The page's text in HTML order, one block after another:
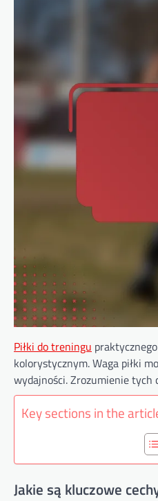
Piłki do treningu
kolorystycznym. Waga piłki
wydajności. Zrozumienie tych
Key sections in the
Jakie są kluczowe